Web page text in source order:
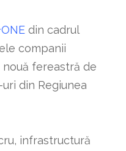
din cadrul
companii
fereastră de
din Regiunea
infrastructură